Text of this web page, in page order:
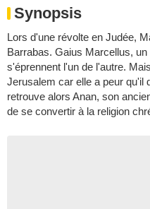
Synopsis
Lors d'une révolte en Judée,
Barrabas. Gaius Marcellus,
s'éprennent l'un de l'autre.
Jerusalem car elle a peur qu'il
retrouve alors Anan, son
de se convertir à la religion